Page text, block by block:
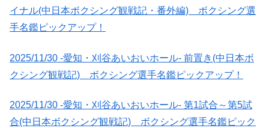
イナル(中日本ボクシング観戦記・番外編) ボクシング選
手名鑑ピックアップ！
2025/11/30 -愛知・刈谷あいおいホール- 前置き(中日本ボ
クシング観戦記) ボクシング選手名鑑ピックアップ！
2025/11/30 -愛知・刈谷あいおいホール- 第1試合～第5試
合(中日本ボクシング観戦記) ボクシング選手名鑑ピック